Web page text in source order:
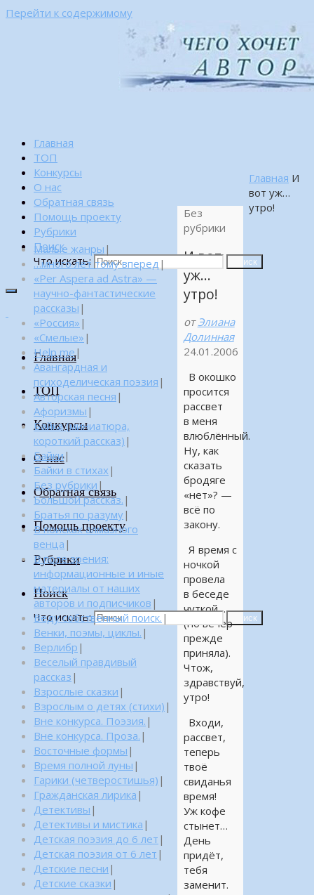
Перейти к содержимому
Главная
ТОП
Конкурсы
О нас
Обратная связь
Помощь проекту
Рубрики
Поиск
Что искать:
Поиск
Главная
ТОП
Конкурсы
О нас
Обратная связь
Помощь проекту
Рубрики
Поиск
Что искать: Поиск
Главная И
вот уж…
утро!
Без
рубрики
И вот
уж…
утро!
от Элиана
Долинная
24.01.2006
В окошко
просится
рассвет
в меня
влюблённый.
Ну, как
сказать
бродяге
«нет»? —
всё по
закону.
Я время с
ночкой
провела
в беседе
чуткой…
(но вечер
прежде
приняла).
Чтож,
здравствуй,
утро!
Входи,
рассвет,
теперь
твоё
свиданья
время!
Уж кофе
стынет…
День
придёт,
тебя
заменит.
Малые жанры |
…много лет тому вперед |
«Per Aspera ad Astra» —
научно-фантастические
рассказы |
«Россия» |
«Смелые» |
Help me|
Авангардная и
психоделическая поэзия |
Авторская песня |
Афоризмы |
Байка (миниатюра,
короткий рассказ) |
Байки|
Байки в стихах |
Без рубрики |
Большой рассказ. |
Братья по разуму|
В поисках алмазного
венца |
В поле зрения:
информационные и иные
материалы от наших
авторов и подписчиков |
Веду собственный поиск. |
Венки, поэмы, циклы. |
Верлибр |
Веселый правдивый
рассказ |
Взрослые сказки |
Взрослым о детях (стихи) |
Вне конкурса. Поэзия. |
Вне конкурса. Проза. |
Восточные формы |
Время полной луны |
Гарики (четверостишья) |
Гражданская лирика |
Детективы |
Детективы и мистика |
Детская поэзия до 6 лет |
Детская поэзия от 6 лет |
Детские песни |
Детские сказки |